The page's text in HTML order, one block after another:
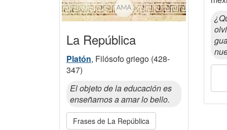
La República
Platón, Filósofo griego (428-
347)
El objeto de la educación es
enseñarnos a amar lo bello.
Frases de La República